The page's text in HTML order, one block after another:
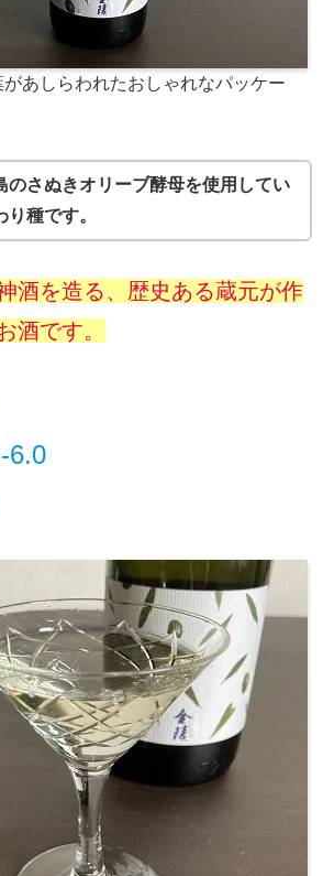
あしらわれたおしゃれなパッケー
のさぬきオリーブ酵母を使用してい
り種です。
酒を造る、歴史ある蔵元が作
酒です。
6.0